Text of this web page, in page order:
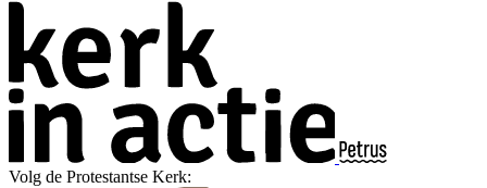
Volg de Protestantse Kerk: